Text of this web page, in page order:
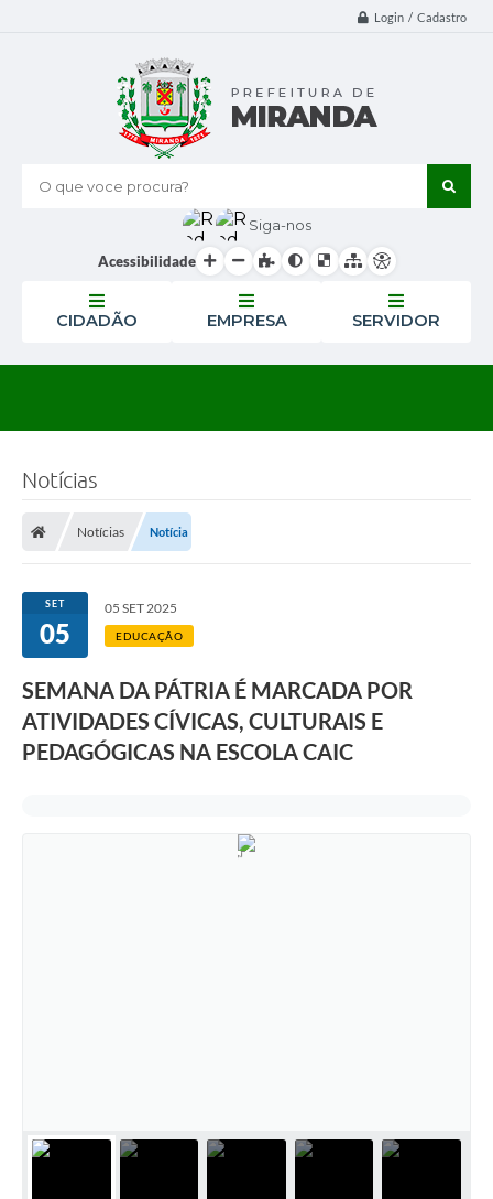
Login / Cadastro
O que voce procura?
Siga-nos
Acessibilidade
CIDADÃO EMPRESA SERVIDOR
Notícias
Notícias Notícia
SET
05
05 SET 2025
EDUCAÇÃO
SEMANA DA PÁTRIA É MARCADA POR
ATIVIDADES CÍVICAS, CULTURAIS E
PEDAGÓGICAS NA ESCOLA CAIC